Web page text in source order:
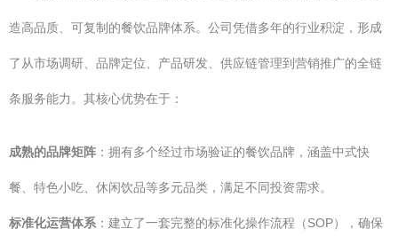
造高品质、可复制的餐饮品牌体系。公司凭借多年的行业积淀，形成
了从市场调研、品牌定位、产品研发、供应链管理到营销推广的全链
条服务能力。其核心优势在于：
成熟的品牌矩阵 ：拥有多个经过市场验证的餐饮品牌，涵盖中式快
餐、特色小吃、休闲饮品等多元品类，满足不同投资需求。
标准化运营体系 ：建立了一套完整的标准化操作流程（SOP），确保